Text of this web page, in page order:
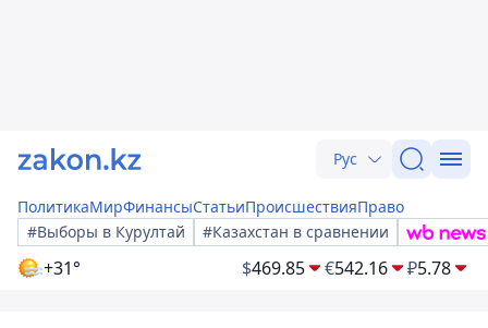
Рус
ПолитикаМирФинансыСтатьиПроисшествияПраво
#Выборы в Курултай
#Казахстан в сравнении
+31° $469.85 €542.16 ₽5.78